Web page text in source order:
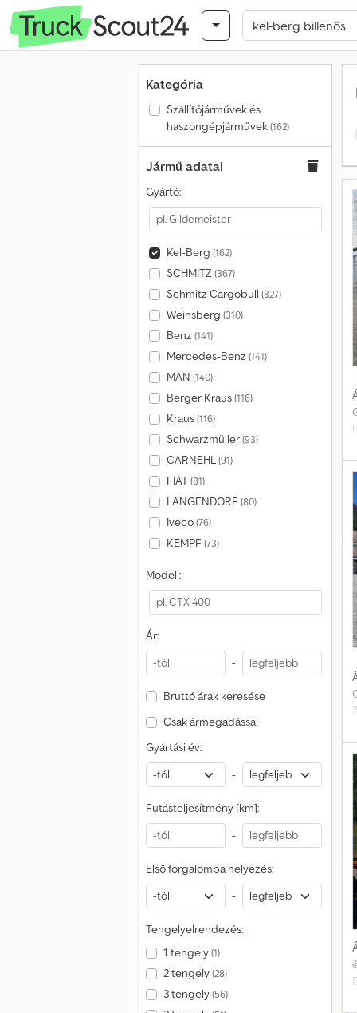
Kategória
Szállítójárművek és
haszongépjárművek(162)
Jármű adatai
Gyártó:
Kel-Berg (162)
SCHMITZ(367)
Schmitz Cargobull (327)
Weinsberg (310)
Benz (141)
Mercedes-Benz (141)
MAN (140)
Berger Kraus(116)
Kraus(116)
Schwarzmüller(93)
CARNEHL(91)
FIAT(81)
LANGENDORF (80)
Iveco(76)
KEMPF (73)
Modell:
Ár:
-
Bruttó árak keresése
Csak ármegadással
Gyártási év:
-
Futásteljesítmény [km]:
-
Első forgalomba helyezés:
-
Tengelyelrendezés:
1 tengely(1)
2 tengely(28)
3 tengely(56)